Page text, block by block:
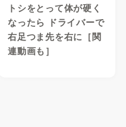
トシをとって体が硬く
なったら ドライバーで
右足つま先を右に［関
連動画も］